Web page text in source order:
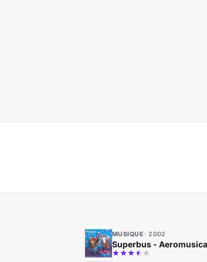
MUSIQUE 2002
Superbus -